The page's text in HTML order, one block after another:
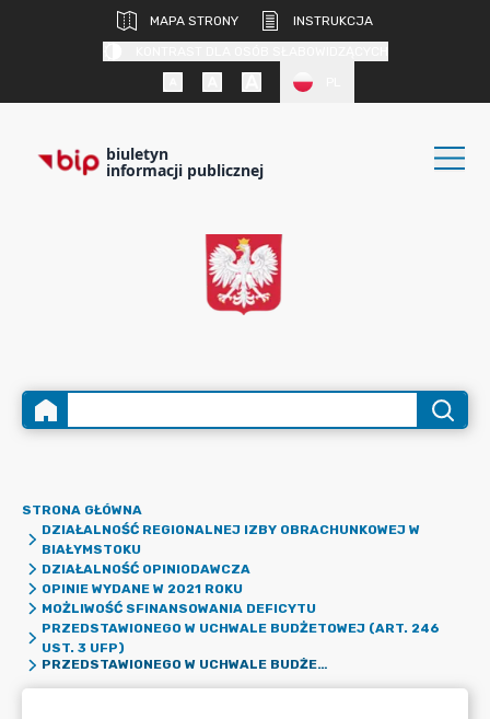
MAPA STRONY
INSTRUKCJA
biuletyn
informacji publicznej
STRONA GŁÓWNA
DZIAŁALNOŚĆ REGIONALNEJ IZBY OBRACHUNKOWEJ W
BIAŁYMSTOKU
DZIAŁALNOŚĆ OPINIODAWCZA
OPINIE WYDANE W 2021 ROKU
MOŻLIWOŚĆ SFINANSOWANIA DEFICYTU
PRZEDSTAWIONEGO W UCHWALE BUDŻETOWEJ (ART. 246
UST. 3 UFP)
PRZEDSTAWIONEGO W UCHWALE BUDŻETOWEJ (ART. 246 UST. 3 UFP) 2021